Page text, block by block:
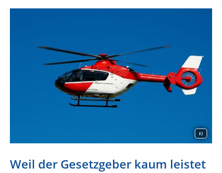
KI
Weil der Gesetzgeber kaum leistet